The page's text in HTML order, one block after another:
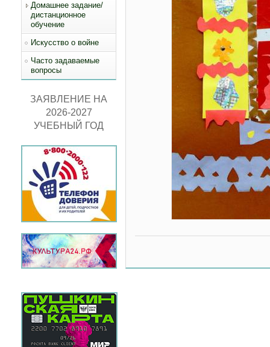
Домашнее задание/
дистанционное
обучение
Искусство о войне
Часто задаваемые
вопросы
ЗАЯВЛЕНИЕ НА
2026-2027
УЧЕБНЫЙ ГОД